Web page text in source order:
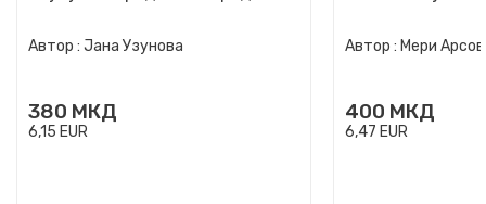
Автор : Јана Узунова
380 МКД
6,15 EUR
Автор : Мери
400 МКД
6,47 EUR